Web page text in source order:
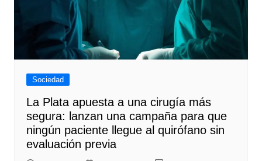
Sociedad
La Plata apuesta a una cirugía más
segura: lanzan una campaña para que
ningún paciente llegue al quirófano sin
evaluación previa